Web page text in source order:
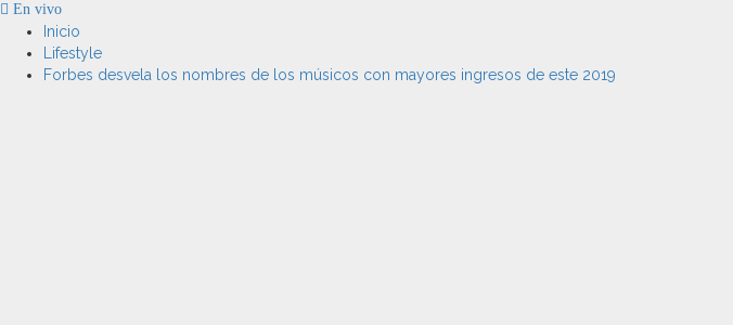
En vivo
Inicio
Lifestyle
Forbes desvela los nombres de los músicos con mayores ingresos de este 2019